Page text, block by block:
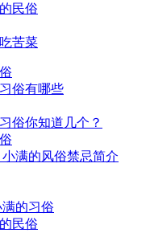
民俗
苦菜
俗有哪些
俗你知道几个？
满的风俗禁忌简介
的习俗
民俗